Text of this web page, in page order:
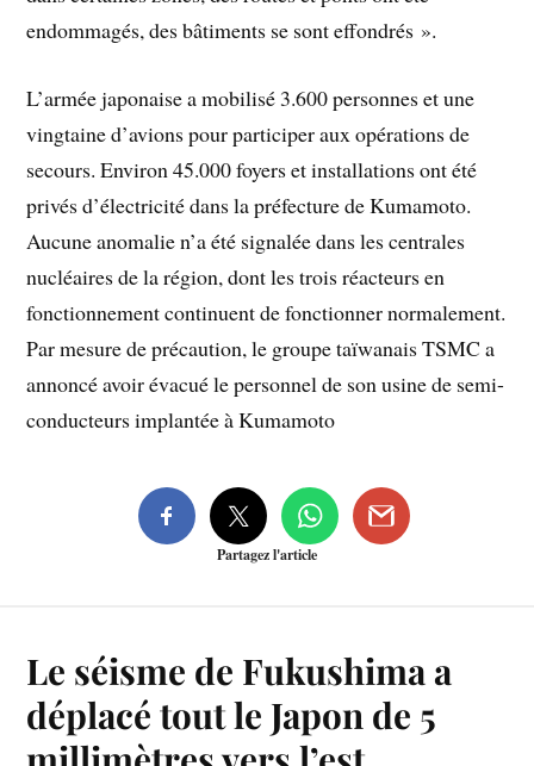
endommagés, des bâtiments se sont effondrés ».
L’armée japonaise a mobilisé 3.600 personnes et une
vingtaine d’avions pour participer aux opérations de
secours. Environ 45.000 foyers et installations ont été
privés d’électricité dans la préfecture de Kumamoto.
Aucune anomalie n’a été signalée dans les centrales
nucléaires de la région, dont les trois réacteurs en
fonctionnement continuent de fonctionner normalement.
Par mesure de précaution, le groupe taïwanais TSMC a
annoncé avoir évacué le personnel de son usine de semi-
conducteurs implantée à Kumamoto
Partagez l'article
Le séisme de Fukushima a
déplacé tout le Japon de 5